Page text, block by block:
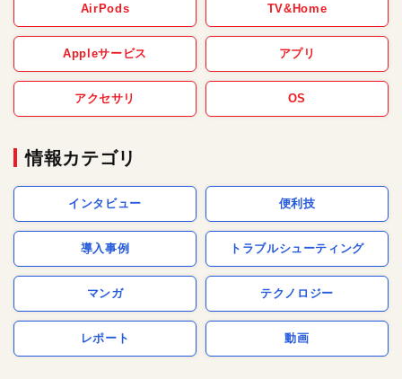
AirPods TV&Home
Appleサービス アプリ
アクセサリ OS
情報カテゴリ
インタビュー 便利技
導入事例 トラブルシューティング
マンガ テクノロジー
レポート 動画